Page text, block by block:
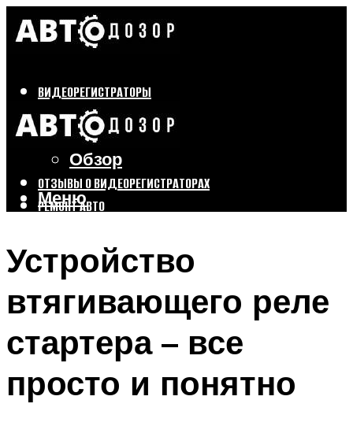
ВИДЕОРЕГИСТРАТОРЫ
Бренды
Выбор
Обзор
ОТЗЫВЫ О ВИДЕОРЕГИСТРАТОРАХ
РЕМОНТ АВТО
Меню
Меню
Устройство
втягивающего реле
стартера – все
просто и понятно